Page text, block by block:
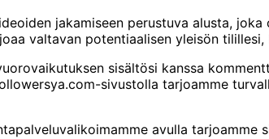
jakamiseen perustuva alusta,
valtavan potentiaalisen yleisön
sisältösi kanssa
sivustolla tarjoamme
avulla